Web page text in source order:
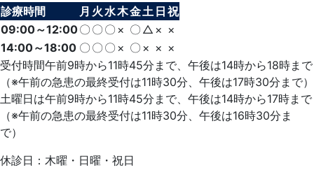
診療時間 月 火 水木金土 日 祝
09:00～12:00〇 〇 〇 × 〇 △ × ×
14:00～18:00 〇 〇 〇 × 〇 × × ×
受付時間午前9時から11時45分まで、午後は14時から18時まで
（※午前の急患の最終受付は11時30分、午後は17時30分まで）
土曜日は午前9時から11時45分まで、午後は14時から17時まで
（※午前の急患の最終受付は11時30分、午後は16時30分ま
で）
休診日：木曜・日曜・祝日